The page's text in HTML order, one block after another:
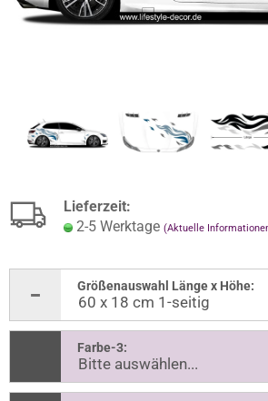
Lieferzeit:
2-5 Werktage (Aktuelle
Größenauswahl Länge x Höhe:
Farbe-3: